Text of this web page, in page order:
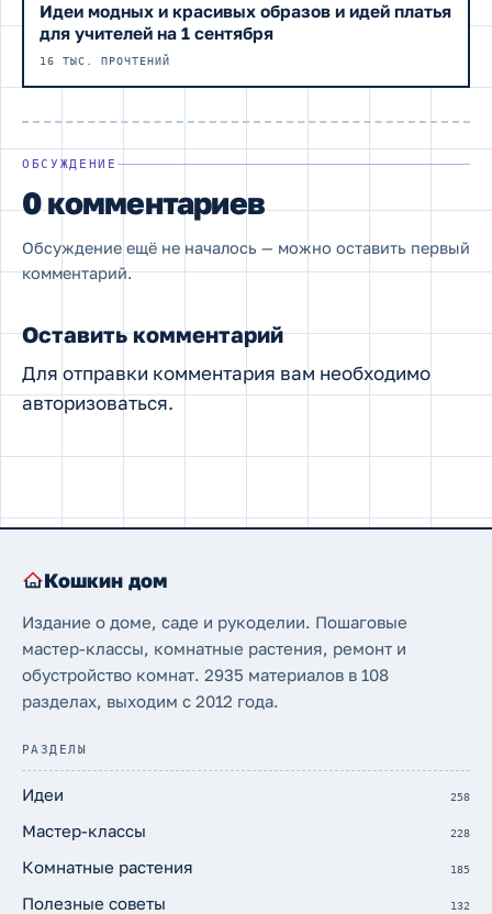
Идеи модных и красивых образов и идей платья
для учителей на 1 сентября
16 ТЫС. ПРОЧТЕНИЙ
ОБСУЖДЕНИЕ
0 комментариев
Обсуждение ещё не началось — можно оставить первый
комментарий.
Оставить комментарий
Для отправки комментария вам необходимо
авторизоваться.
Кошкин дом
Издание о доме, саде и рукоделии. Пошаговые
мастер-классы, комнатные растения, ремонт и
обустройство комнат. 2935 материалов в 108
разделах, выходим с 2012 года.
РАЗДЕЛЫ
Идеи 258
Мастер-классы 228
Комнатные растения 185
Полезные советы 132